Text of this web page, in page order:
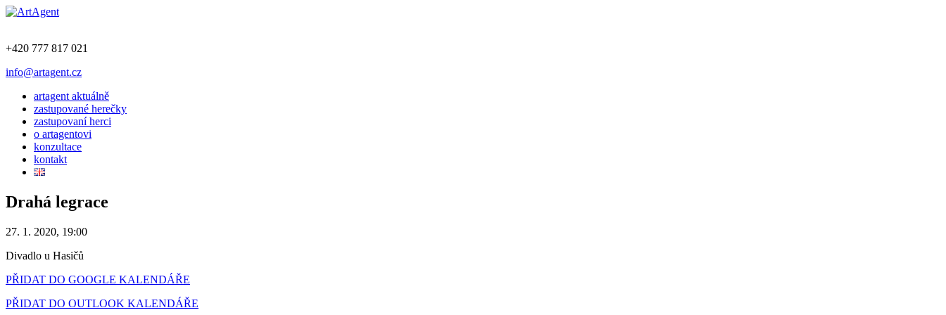
+420 777 817 021
info@artagent.cz
artagent aktuálně
zastupované herečky
zastupovaní herci
o artagentovi
konzultace
kontakt
Drahá legrace
27. 1. 2020, 19:00
Divadlo u Hasičů
PŘIDAT DO GOOGLE KALENDÁŘE
PŘIDAT DO OUTLOOK KALENDÁŘE